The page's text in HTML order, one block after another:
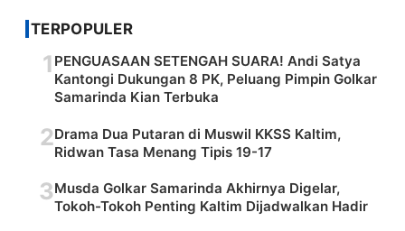
TERPOPULER
1 PENGUASAAN SETENGAH SUARA! Andi Satya
Kantongi Dukungan 8 PK, Peluang Pimpin Golkar
Samarinda Kian Terbuka
2Drama Dua Putaran di Muswil KKSS Kaltim,
Ridwan Tasa Menang Tipis 19-17
3Musda Golkar Samarinda Akhirnya Digelar,
Tokoh-Tokoh Penting Kaltim Dijadwalkan Hadir